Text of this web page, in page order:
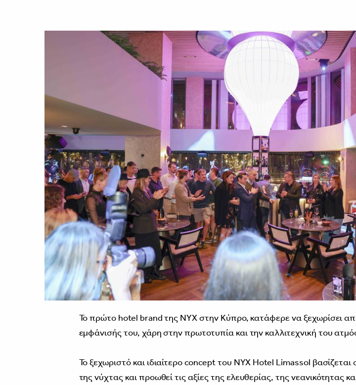
Το πρώτο hotel brand της ΝYX στην Κύπρο, κατάφερε να ξεχωρίσει
εμφάνισής του, χάρη στην πρωτοτυπία και την καλλιτεχνική του
Το ξεχωριστό και ιδιαίτερο concept του NYX Hotel Limassol βασίζεται
της νύχτας και προωθεί τις αξίες της ελευθερίας, της νεανικότητας